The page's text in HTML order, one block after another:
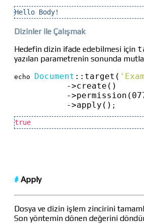
Hello Body!
Dizinler ile Çalışmak
Hedefin dizin ifade edebilmesi için
yazılan parametrenin sonunda
echo Document :: target(
->create()
->
->apply() ;
true
# Apply
Dosya ve dizin işlem zincirini
Son yöntemin dönen değerini